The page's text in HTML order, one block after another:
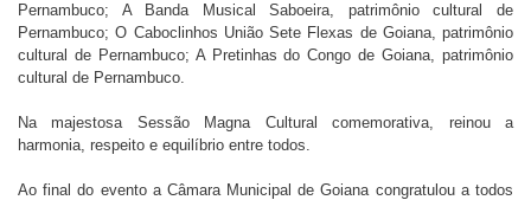
Pernambuco; A Banda Musical Saboeira, patrimônio cultural de
Pernambuco; O Caboclinhos União Sete Flexas de Goiana, patrimônio
cultural de Pernambuco; A Pretinhas do Congo de Goiana, patrimônio
cultural de Pernambuco.
Na majestosa Sessão Magna Cultural comemorativa, reinou a
harmonia, respeito e equilíbrio entre todos.
Ao final do evento a Câmara Municipal de Goiana congratulou a todos